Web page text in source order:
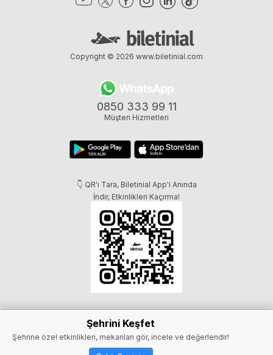
Şehrini Keşfet
Şehrine özel etkinlikleri, mekanları gör, incele ve değerlendir!
0850 333 99 11
Müşteri Hizmetleri
👇 QR'ı Tara, Biletinial App'i Anında
İndir, Etkinlikleri Kaçırma!
Copyright © 2026 www.biletinial.com